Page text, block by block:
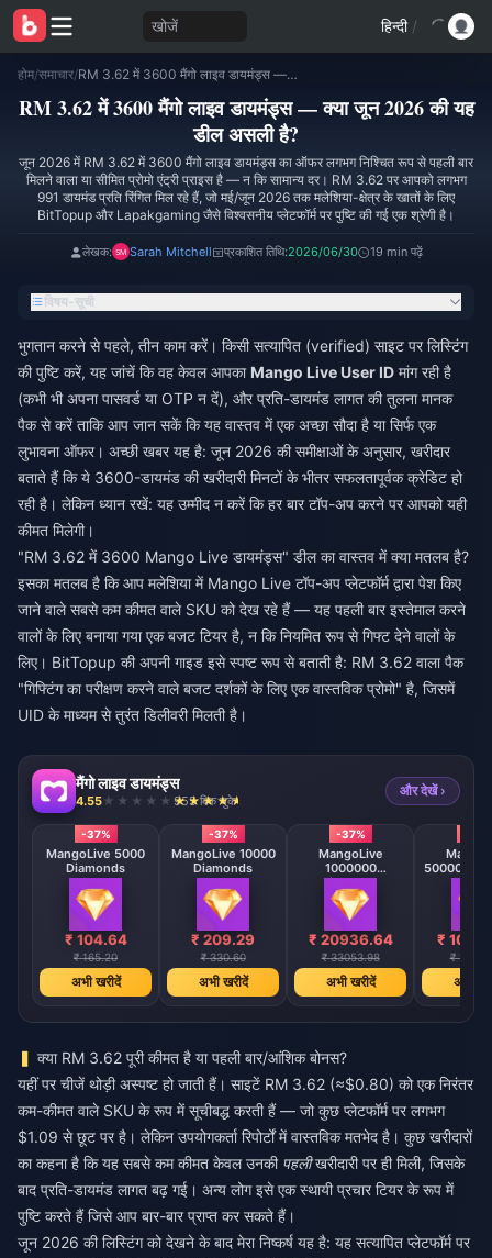
खोजें हिन्दी /
होम/समाचार/ RM 3.62 में 3600 मैंगो लाइव डायमंड्स — क्या जून 2026 की यह डील असली है?
RM 3.62 में 3600 मैंगो लाइव डायमंड्स — क्या जून 2026 की यह
डील असली है?
जून 2026 में RM 3.62 में 3600 मैंगो लाइव डायमंड्स का ऑफर लगभग निश्चित रूप से पहली बार
मिलने वाला या सीमित प्रोमो एंट्री प्राइस है — न कि सामान्य दर। RM 3.62 पर आपको लगभग
991 डायमंड प्रति रिंगित मिल रहे हैं, जो मई/जून 2026 तक मलेशिया-क्षेत्र के खातों के लिए
BitTopup और Lapakgaming जैसे विश्वसनीय प्लेटफॉर्म पर पुष्टि की गई एक श्रेणी है।
लेखक: Sarah Mitchell प्रकाशित तिथि:2026/06/30 19 min पढ़ें
विषय-सूची
भुगतान करने से पहले, तीन काम करें। किसी सत्यापित (verified) साइट पर लिस्टिंग
की पुष्टि करें, यह जांचें कि वह केवल आपकाMango Live User ID मांग रही है
(कभी भी अपना पासवर्ड या OTP न दें), और प्रति-डायमंड लागत की तुलना मानक
पैक से करें ताकि आप जान सकें कि यह वास्तव में एक अच्छा सौदा है या सिर्फ एक
लुभावना ऑफर। अच्छी खबर यह है: जून 2026 की समीक्षाओं के अनुसार, खरीदार
बताते हैं कि ये 3600-डायमंड की खरीदारी मिनटों के भीतर सफलतापूर्वक क्रेडिट हो
रही है। लेकिन ध्यान रखें: यह उम्मीद न करें कि हर बार टॉप-अप करने पर आपको यही
कीमत मिलेगी।
"RM 3.62 में 3600 Mango Live डायमंड्स" डील का वास्तव में क्या मतलब है?
इसका मतलब है कि आप मलेशिया में Mango Live टॉप-अप प्लेटफॉर्म द्वारा पेश किए
जाने वाले सबसे कम कीमत वाले SKU को देख रहे हैं — यह पहली बार इस्तेमाल करने
वालों के लिए बनाया गया एक बजट टियर है, न कि नियमित रूप से गिफ्ट देने वालों के
लिए। BitTopup की अपनी गाइड इसे स्पष्ट रूप से बताती है: RM 3.62 वाला पैक
"गिफ्टिंग का परीक्षण करने वाले बजट दर्शकों के लिए एक वास्तविक प्रोमो" है, जिसमें
UID के माध्यम से तुरंत डिलीवरी मिलती है।
मैंगो लाइव डायमंड्स
4.55 955 बिक चुके
और देखें ›
-37%
MangoLive 5000
Diamonds
₹ 104.64
₹ 165.20
अभी खरीदें
-37%
MangoLive 10000
Diamonds
₹ 209.29
₹ 330.60
अभी खरीदें
-37%
MangoLive
1000000
Diamonds
₹ 20936.64
₹ 33053.98
अभी खरीदें
500000
₹
₹
अभी
क्या RM 3.62 पूरी कीमत है या पहली बार/आंशिक बोनस?
यहीं पर चीजें थोड़ी अस्पष्ट हो जाती हैं। साइटें RM 3.62 (≈$0.80) को एक निरंतर
कम-कीमत वाले SKU के रूप में सूचीबद्ध करती हैं — जो कुछ प्लेटफॉर्म पर लगभग
$1.09 से छूट पर है। लेकिन उपयोगकर्ता रिपोर्टों में वास्तविक मतभेद है। कुछ खरीदारों
का कहना है कि यह सबसे कम कीमत केवल उनकी पहलीखरीदारी पर ही मिली, जिसके
बाद प्रति-डायमंड लागत बढ़ गई। अन्य लोग इसे एक स्थायी प्रचार टियर के रूप में
पुष्टि करते हैं जिसे आप बार-बार प्राप्त कर सकते हैं।
जून 2026 की लिस्टिंग को देखने के बाद मेरा निष्कर्ष यह है: यह सत्यापित प्लेटफॉर्म पर